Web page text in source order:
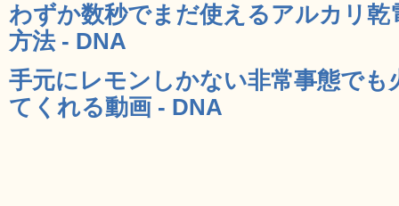
わずか数秒でまだ使えるアルカリ
方法 - DNA
手元にレモンしかない非常事態でも
てくれる動画 - DNA